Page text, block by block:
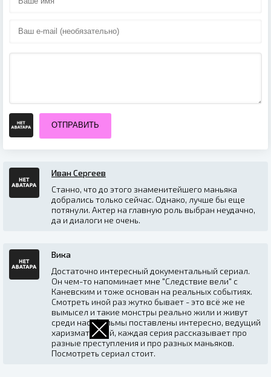
ОТПРАВИТЬ
Иван Сергеев
Станно, что до этого знаменитейшего маньяка
добрались только сейчас. Однако, лучше бы еще
потянули. Актер на главную роль выбран неудачно,
да и диалоги не очень.
Вика
Достаточно интересный документальный сериал.
Он чем-то напоминает мне "Следствие вели" с
Каневским и тоже основан на реальных событиях.
Смотреть иной раз жутко бывает - это всё же не
вымысел и такие монстры реально жили и живут
среди нас. Фильмы поставлены интересно, ведущий
харизматичный, каждая серия рассказывает про
разные преступления и про разных маньяков.
Посмотреть сериал стоит.